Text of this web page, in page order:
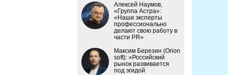
Алексей Наумов,
«Группа Астра»:
«Наши эксперты
профессионально
делают свою работу в
части PR»
Максим Березин (Orion
soft): «Российский
рынок развивается
под эгидой